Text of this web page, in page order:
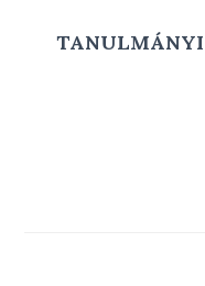
TANULMÁNYI